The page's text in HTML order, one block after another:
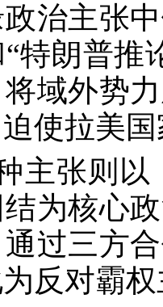
治主张
特朗普推
域外势
使拉美
张则以
为核心
过三方
反对霸